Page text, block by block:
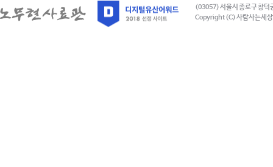
(03057) 서울시 종로구 창덕
Copyright (C) 사람사는세